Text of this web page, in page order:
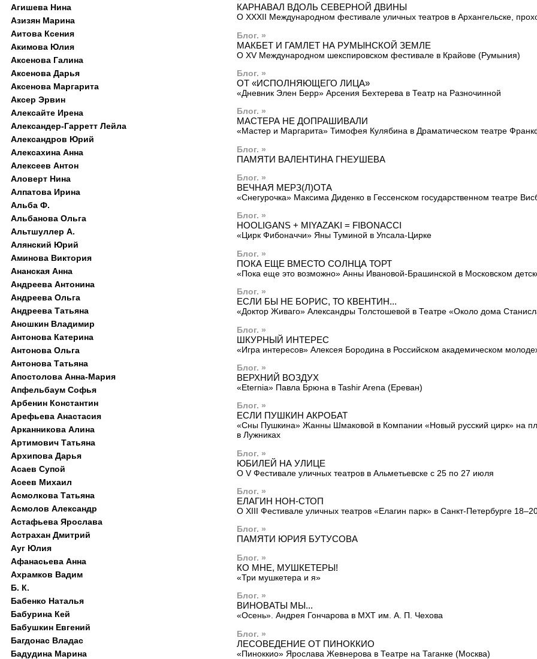
КАРНАВАЛ ВДОЛЬ СЕВЕРНОЙ ДВИНЫ
О XXXII Международном фестивале уличных театров в Архангельске,
Блог. »
МАКБЕТ И ГАМЛЕТ НА РУМЫНСКОЙ ЗЕМЛЕ
О XV Международном шекспировском фестивале в Крайове (Румыния)
Блог. »
ОТ «ИСПОЛНЯЮЩЕГО ЛИЦА»
«Дневник Элен Берр» Арсения Бехтерева в Театр на Разночинной
Блог. »
МАСТЕРА НЕ ДОПРАШИВАЛИ
«Мастер и Маргарита» Тимофея Кулябина в Драматическом театре
Блог. »
ПАМЯТИ ВАЛЕНТИНА ГНЕУШЕВА
Блог. »
ВЕЧНАЯ МЕРЗ(Л)ОТА
«Снегурочка» Максима Диденко в Гессенском государственном театре
Блог. »
HOOLIGANS + MIYAZAKI = FIBONACCI
«Цирк Фибоначчи» Яны Туминой в Упсала-Цирке
Блог. »
ПОКА ЕЩЕ ВМЕСТО СОЛНЦА ТОРТ
«Пока еще это возможно» Анны Ивановой-Брашинской в Московском
Блог. »
ЕСЛИ БЫ НЕ БОРИС, ТО КВЕНТИН...
«Доктор Живаго» Александры Толстошевой в Театре «Около дома
Блог. »
ШКУРНЫЙ ИНТЕРЕС
«Игра интересов» Алексея Бородина в Российском академическом
Блог. »
ВЕРХНИЙ ВОЗДУХ
«Eternia» Павла Брюна в Tashir Arena (Ереван)
Блог. »
ЕСЛИ ПУШКИН АКРОБАТ
«Сны Пушкина» Жанны Шмаковой в Компании «Новый русский цирк» на
в Лужниках
Блог. »
ЮБИЛЕЙ НА УЛИЦЕ
О V Фестивале уличных театров в Альметьевске с 25 по 27 июля
Блог. »
ЕЛАГИН НОН-СТОП
О XIII Фестивале уличных театров «Елагин парк» в Санкт-Петербурге
Блог. »
ПАМЯТИ ЮРИЯ БУТУСОВА
Блог. »
КО МНЕ, МУШКЕТЕРЫ!
«Три мушкетера и я»
Блог. »
ВИНОВАТЫ МЫ...
«Осень». Андрея Гончарова в МХТ им. А. П. Чехова
Блог. »
ЛЕСОВЕДЕНИЕ ОТ ПИНОККИО
«Пиноккио» Ярослава Жевнерова в Театре на Таганке (Москва)
Агишева Нина
Азизян Марина
Аитова Ксения
Акимова Юлия
Аксенова Галина
Аксенова Дарья
Аксенова Маргарита
Аксер Эрвин
Алексайте Ирена
Александер-Гарретт Лейла
Александров Юрий
Алексахина Анна
Алексеев Антон
Аловерт Нина
Алпатова Ирина
Альба Ф.
Альбанова Ольга
Альтшуллер А.
Алянский Юрий
Аминова Виктория
Ананская Анна
Андреева Антонина
Андреева Ольга
Андреева Татьяна
Аношкин Владимир
Антонова Катерина
Антонова Ольга
Антонова Татьяна
Апостолова Анна-Мария
Апфельбаум Софья
Арбенин Константин
Арефьева Анастасия
Арканникова Алина
Артимович Татьяна
Архипова Дарья
Асаев Супой
Асеев Михаил
Асмолкова Татьяна
Асмолов Александр
Астафьева Ярослава
Астрахан Дмитрий
Ауг Юлия
Афанасьева Анна
Ахрамков Вадим
Б. К.
Бабенко Наталья
Бабурина Кей
Бабушкин Евгений
Багдонас Владас
Бадудина Марина